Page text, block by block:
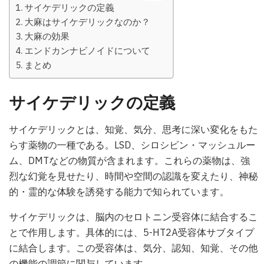
サイケデリックの定義
大麻はサイケデリックなのか？
大麻の効果
エンドカンナビノイドについて
まとめ
サイケデリックの定義
サイケデリックとは、知覚、気分、思考に深い変化をもた
らす薬物の一種である。LSD、シロシビン・マッシュルー
ム、DMTなどの物質が含まれます。これらの薬物は、強
烈な幻覚を見せたり、時間や空間の認識を変えたり、神秘
的・霊的な体験を誘発する能力で知られています。
サイケデリックは、脳内のセロトニン受容体に結合するこ
とで作用します。具体的には、5-HT2A受容体サブタイプ
に結合します。この受容体は、気分、認知、知覚、その他